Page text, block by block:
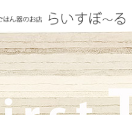
ます♪海外発送も承っており
ご覧いただきありがとうご
オープンとなります！ご期待
日（火）
までの営業となり